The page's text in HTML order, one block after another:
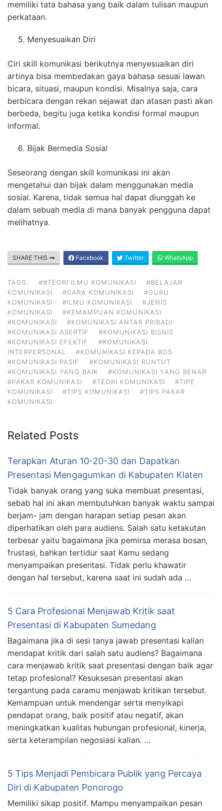
memiliki tata bahasa yang baik dalam tulisan maupun
perkataan.
Menyesuaikan Diri
Ciri skill komunikasi berikutnya menyesuaikan diri
artinya bisa membedakan gaya bahasa sesuai lawan
bicara, situasi, maupun kondisi. Misalnya saja, cara
berbicara dengan rekan sejawat dan atasan pasti akan
berbeda, begitu juga ketika kondisi formal maupun
informal.
Bijak Bermedia Sosial
Seseorang dengan skill komunikasi ini akan
mengetahui dan bijak dalam menggunakan media
sosial. Karena, tidak semua hal dapat diunggah ke
dalam sebuah media di mana banyak pengguna dapat
melihatnya.
SHARE THIS Facebook Twitter WhatsApp
TAGS: ##TEORI ILMU KOMUNIKASI
#BELAJAR
KOMUNIKASI
#CARA KOMUNIKASI
#GURU
KOMUNIKASI
#ILMU KOMUNIKASI
#JENIS
KOMUNIKASI
#KEMAMPUAN KOMUNIKASI
#KOMUNIKASI
#KOMUNIKASI ANTAR PRIBADI
#KOMUNIKASI ASERTIF
#KOMUNIKASI BISNIS
#KOMUNIKASI EFEKTIF
#KOMUNIKASI
INTERPERSONAL
#KOMUNIKASI KEPADA BOS
#KOMUNIKASI PASIF
#KOMUNIKASI RUNTUT
#KOMUNIKASI YANG BAIK
#KOMUNIKASI YANG BENAR
#PAKAR KOMUNIKASI
#TEORI KOMUNIKASI
#TIPE
KOMUNIKASI
#TIPS KOMUNIKASI
#TIPS PAKAR
KOMUNIKASI
Related Posts
Terapkan Aturan 10-20-30 dan Dapatkan
Presentasi Mengagumkan di Kabupaten Klaten
Tidak banyak orang yang suka membuat presentasi,
sebab hal ini akan membutuhkan banyak waktu sampai
berjam- jam dengan harapan setiap pesan akan
diperhatikan oleh para audiens. Salah satu ketakutan
terbesar yaitu bagaimana jika pemirsa merasa bosan,
frustasi, bahkan tertidur saat Kamu sedang
menyampaikan presentasi. Tidak perlu khawatir
dengan hal tersebut, karena saat ini sudah ada …
5 Cara Profesional Menjawab Kritik saat
Presentasi di Kabupaten Sumedang
Bagaimana jika di sesi tanya jawab presentasi kalian
mendapat kritik dari salah satu audiens? Bagaimana
cara menjawab kritik saat presentasi dengan baik agar
tetap profesional? Kesuksesan presentasi akan
tergantung pada caramu menjawab kritikan tersebut.
Kemampuan untuk mendengar serta menyikapi
pendapat orang, baik positif atau negatif, akan
meningkatkan kualitas hubungan profesional, kinerja,
serta keterampilan negosiasi kalian. …
5 Tips Menjadi Pembicara Publik yang Percaya
Diri di Kabupaten Ponorogo
Memiliki sikap positif. Mampu menyampaikan pesan